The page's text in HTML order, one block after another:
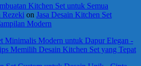
Kitchen Set untuk Semua
Rezeki on Jasa Desain Kitchen Set
Modern
Minimalis Modern untuk Dapur Elegan -
Memilih Desain Kitchen Set yang Tepat